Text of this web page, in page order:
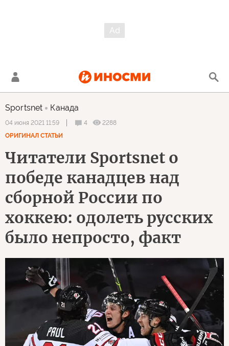
Sportsnet Канада
04 июня 2021 11:59 4
2288
ОРИГИНАЛ СТАТЬИ
Читатели Sportsnet о
победе канадцев над
сборной России по
хоккею: одолеть русских
было непросто, факт